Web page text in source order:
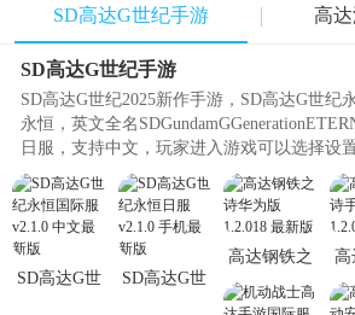
SD高达G世纪手游 高
SD高达G世纪手游
SD高达G世纪2025新作手游，SD高达G世纪
永恒，英文全名
日服，支持中文，玩家进入游戏可以选择设
的“G世代”系列玩法，能让你操控原..
SD高达G世
SD高达G世
高达钢铁之
诗华为版
1.2.018 最新
高
版